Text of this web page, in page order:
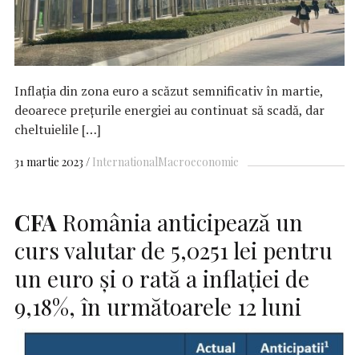
Inflația din zona euro a scăzut semnificativ în martie,
deoarece prețurile energiei au continuat să scadă, dar
cheltuielile […]
31 martie 2023 InternationalMacroeconomie
CFA România anticipează un
curs valutar de 5,0251 lei pentru
un euro şi o rată a inflaţiei de
9,18%, în următoarele 12 luni